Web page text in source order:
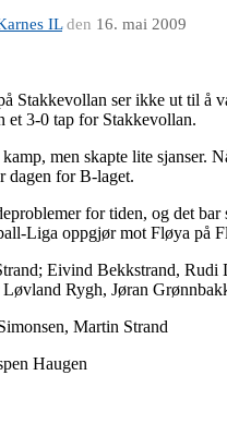
ILden 16. mai 2009
Stakkevollan ser ikke ut til
et 3-0 tap for Stakkevollan.
men skapte lite sjanser.
dagen for B-laget.
for tiden, og det
Liga oppgjør mot Fløya på
Eivind Bekkstrand, Rudi
Rygh, Jøran
Martin Strand
Haugen